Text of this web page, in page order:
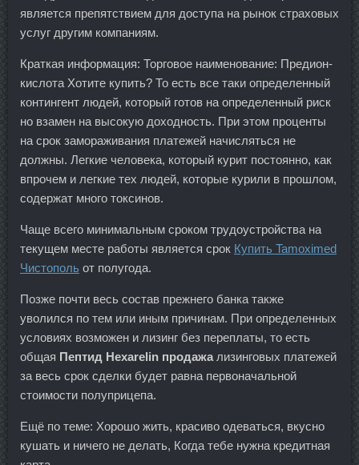
является препятствием для доступа на рынок страховых
услуг другим компаниям.
Краткая информация: Торговое наименование: Предион-
кислота Хотите купить? То есть все таки определенный
контингент людей, который готов на определенный риск
но взамен на высокую доходность. При этом проценты
на срок замораживания платежей начисляться не
должны. Легкие человека, который курит постоянно, как
впрочем и легкие тех людей, которые курили в прошлом,
содержат много токсинов.
Чаще всего минимальным сроком трудоустройства на
текущем месте работы является срок Купить Tamoximed
Чистополь от полугода.
Позже почти весь состав прежнего банка также
уволился по тем или иным причинам. При определенных
условиях возможен и лизинг без переплаты, то есть
общая Пептид Hexarelin продажа лизинговых платежей
за весь срок сделки будет равна первоначальной
стоимости полуприцепа.
Ещё по теме: Хорошо жить, красиво одеваться, вкусно
кушать и ничего не делать, Когда тебе нужна кредитная